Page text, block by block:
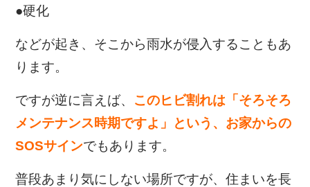
●硬化
などが起き、そこから雨水が侵入することもあ
ります。
ですが逆に言えば、 このヒビ割れは「そろそろ
メンテナンス時期ですよ」という、お家からの
SOSサインでもあります。
普段あまり気にしない場所ですが、住まいを長